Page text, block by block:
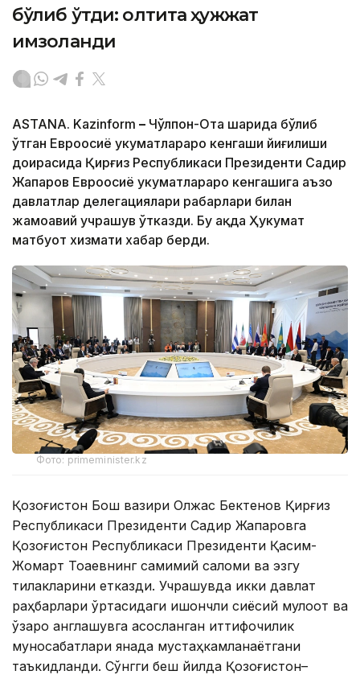
бўлиб ўтди: олтита ҳужжат
имзоланди
ASTANA. Kazinform – Чўлпон-Ота шаҳрида бўлиб
ўтган Евроосиё ҳукуматлараро кенгаши йиғилиши
доирасида Қирғиз Республикаси Президенти Садир
Жапаров Евроосиё ҳукуматлараро кенгашига аъзо
давлатлар делегациялари раҳбарлари билан
жамоавий учрашув ўтказди. Бу ҳақда Ҳукумат
матбуот хизмати хабар берди.
Фото: primeminister.kz
Қозоғистон Бош вазири Олжас Бектенов Қирғиз
Республикаси Президенти Садир Жапаровга
Қозоғистон Республикаси Президенти Қасим-
Жомарт Тоқаевнинг самимий саломи ва эзгу
тилакларини етказди. Учрашувда икки давлат
раҳбарлари ўртасидаги ишончли сиёсий мулоқот ва
ўзаро англашувга асосланган иттифоқчилик
муносабатлари янада мустаҳкамланаётгани
таъкидланди. Сўнгги беш йилда Қозоғистон–